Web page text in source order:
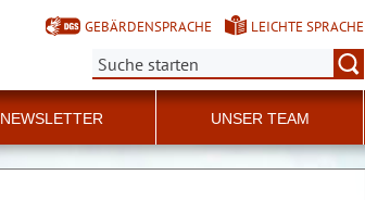
GEBÄRDENSPRACHE
LEICHTE SPRACHE
Suche:
NEWSLETTER UNSER TEAM